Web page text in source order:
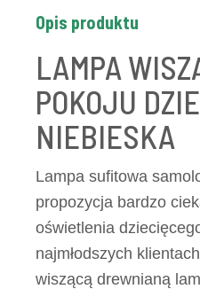
Opis produktu
LAMPA
POKOJU
NIEBIESKA
Lampa sufitowa
propozycja bardzo
oświetlenia
najmłodszych
wiszącą drewnianą